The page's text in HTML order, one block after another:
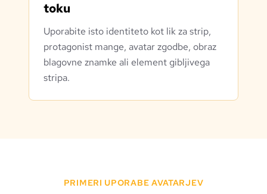
toku
Uporabite isto identiteto kot lik za strip,
protagonist mange, avatar zgodbe, obraz
blagovne znamke ali element gibljivega
stripa.
PRIMERI UPORABE AVATARJEV